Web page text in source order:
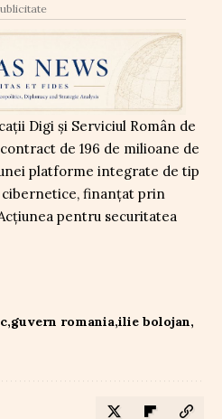
Digi și Serviciul Român de
de 196 de milioane de
platforme integrate de tip
finanțat prin
pentru securitatea
guvern romania ilie bolojan